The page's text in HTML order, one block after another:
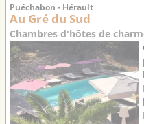
Puéchabon - Hérault
Au Gré du Sud
Chambres d'hôtes de